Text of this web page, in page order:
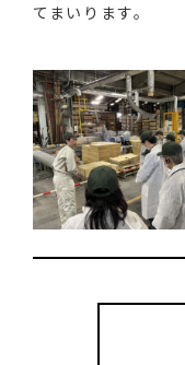
てまいります。